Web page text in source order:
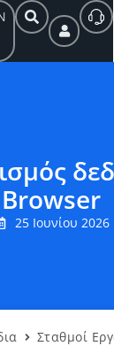
Browser
25 Ιουνίου 2026
Σταθμοί